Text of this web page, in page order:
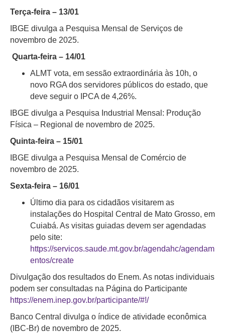
Terça-feira – 13/01
IBGE divulga a Pesquisa Mensal de Serviços de
novembro de 2025.
Quarta-feira – 14/01
ALMT vota, em sessão extraordinária às 10h, o
novo RGA dos servidores públicos do estado, que
deve seguir o IPCA de 4,26%.
IBGE divulga a Pesquisa Industrial Mensal: Produção
Física – Regional de novembro de 2025.
Quinta-feira – 15/01
IBGE divulga a Pesquisa Mensal de Comércio de
novembro de 2025.
Sexta-feira – 16/01
Último dia para os cidadãos visitarem as
instalações do Hospital Central de Mato Grosso, em
Cuiabá. As visitas guiadas devem ser agendadas
pelo site:
https://servicos.saude.mt.gov.br/agendahc/agendam
entos/create
Divulgação dos resultados do Enem. As notas individuais
podem ser consultadas na Página do Participante
https://enem.inep.gov.br/participante/#!/
Banco Central divulga o índice de atividade econômica
(IBC-Br) de novembro de 2025.